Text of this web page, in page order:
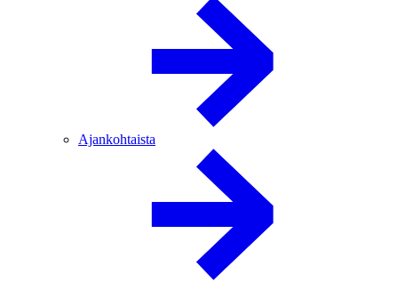
Ajankohtaista